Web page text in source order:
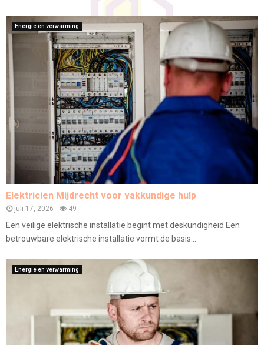
Energie en verwarming
Elektricien Mijdrecht voor vakkundige hulp
juli 17, 2026 49
Een veilige elektrische installatie begint met deskundigheid Een
betrouwbare elektrische installatie vormt de basis...
Energie en verwarming